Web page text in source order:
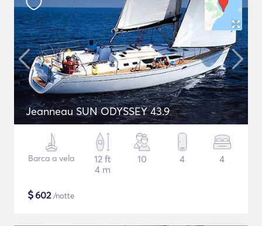
Jeanneau SUN ODYSSEY 43.9
Barca a vela
12 ft
4 m
10 4 4
$602/notte